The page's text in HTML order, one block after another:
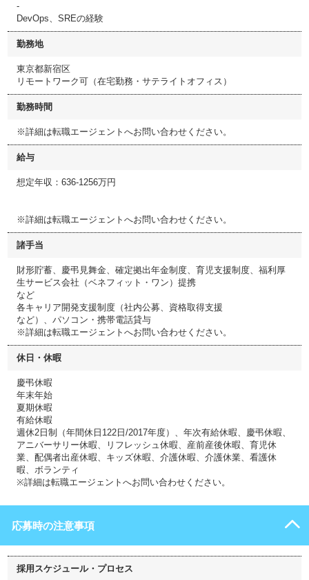
-
DevOps、SREの経験
勤務地
東京都新宿区
リモートワーク可（在宅勤務・サテライトオフィス）
勤務時間
※詳細は転職エージェントへお問い合わせください。
給与
想定年収：636-1256万円
※詳細は転職エージェントへお問い合わせください。
諸手当
財形貯蓄、慶弔見舞金、確定拠出年金制度、育児支援制度、福利厚
生サービス会社（ベネフィット・ワン）提携
など
各キャリア開発支援制度（社内公募、資格取得支援
など）、パソコン・携帯電話貸与
※詳細は転職エージェントへお問い合わせください。
休日・休暇
慶弔休暇
年末年始
夏期休暇
有給休暇
週休2日制（年間休日122日/2017年度）、年次有給休暇、慶弔休暇、
アニバーサリー休暇、リフレッシュ休暇、産前産後休暇、育児休
業、配偶者出産休暇、キッズ休暇、介護休暇、介護休業、看護休
暇、ボランティ
※詳細は転職エージェントへお問い合わせください。
応募時の注意事項
採用スケジュール・プロセス